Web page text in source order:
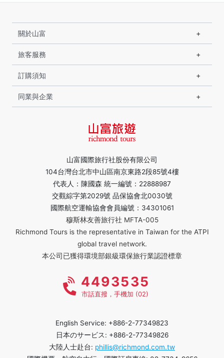
山富國際旅行社股份有限公司
104台灣台北市中山區南京東路2段85號4樓
代表人：陳國森 統一編號：22888987
交觀綜字第2029號 品保協會北0030號
國際航空運輸協會會員編號：34301061
穆斯林友善旅行社 MFTA-005
Richmond Tours is the representative in Taiwan for the ATPI
global travel network.
本公司已獲得環境部銀級環保旅行業認證標章
關於山富
旅客服務
訂購須知
同業與企業
4493535
市話直撥，手機加 (02)
English Service: +886-2-77349823
日本のサービス: +886-2-77349826
大陸人士赴台: phillis@richmond.com.tw